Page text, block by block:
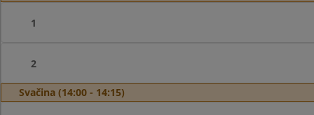
1
2
Svačina (14:00 - 14:15)